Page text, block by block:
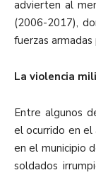
advierten al
(2006-2017),
fuerzas
La violencia
Entre algunos
el ocurrido en el
en el municipio
soldados